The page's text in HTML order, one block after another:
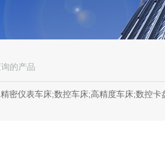
精密仪表车床;数控车床;高精度车床;数控卡盘车床;CG6125C型高精度车床;CM6125C型精密车床;CM0620型精密仪表车床;320规